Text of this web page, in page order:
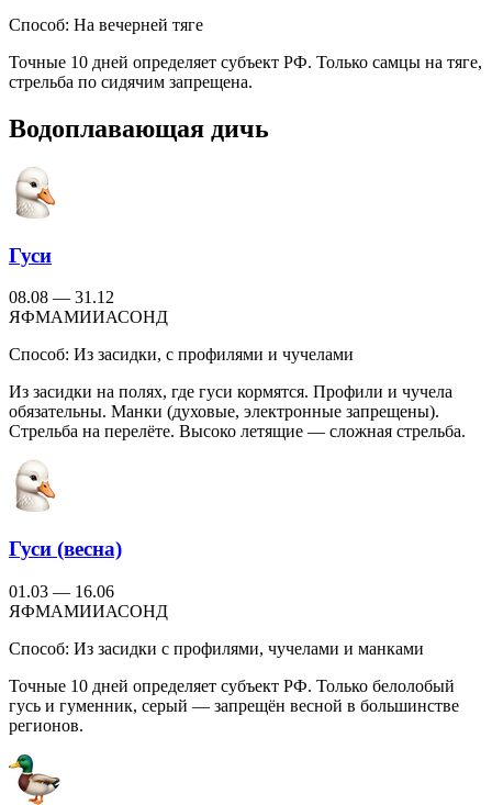
Способ: На вечерней тяге
Точные 10 дней определяет субъект РФ. Только самцы на тяге,
стрельба по сидячим запрещена.
Водоплавающая дичь
Гуси
08.08 — 31.12
ЯФМАМИИАСОНД
Способ: Из засидки, с профилями и чучелами
Из засидки на полях, где гуси кормятся. Профили и чучела
обязательны. Манки (духовые, электронные запрещены).
Стрельба на перелёте. Высоко летящие — сложная стрельба.
Гуси (весна)
01.03 — 16.06
ЯФМАМИИАСОНД
Способ: Из засидки с профилями, чучелами и манками
Точные 10 дней определяет субъект РФ. Только белолобый
гусь и гуменник, серый — запрещён весной в большинстве
регионов.